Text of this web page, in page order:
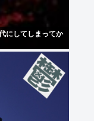
にしてしまってか